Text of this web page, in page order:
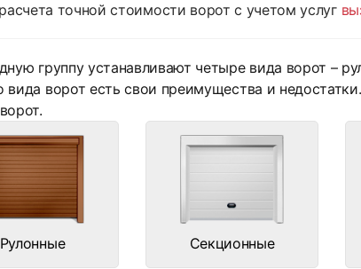
точной стоимости ворот с учетом услуг
группу устанавливают четыре вида ворот –
вида ворот есть свои преимущества и
Рулонные Секционные